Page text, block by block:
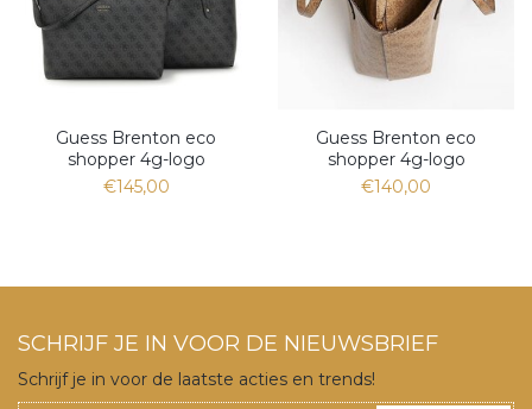
Guess Brenton eco
shopper 4g-logo
€145,00
Guess Brenton eco
shopper 4g-logo
€140,00
SCHRIJF JE IN VOOR DE NIEUWSBRIEF
Schrijf je in voor de laatste acties en trends!